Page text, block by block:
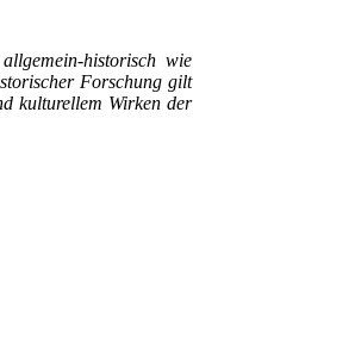
historisch wie
Forschung gilt
kulturellem Wirken der